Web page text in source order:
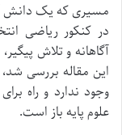
مسیری که یک دانش
در کنکور ریاضی
آگاهانه و تلاش
این مقاله بررسی
وجود ندارد و راه
علوم پایه باز است.